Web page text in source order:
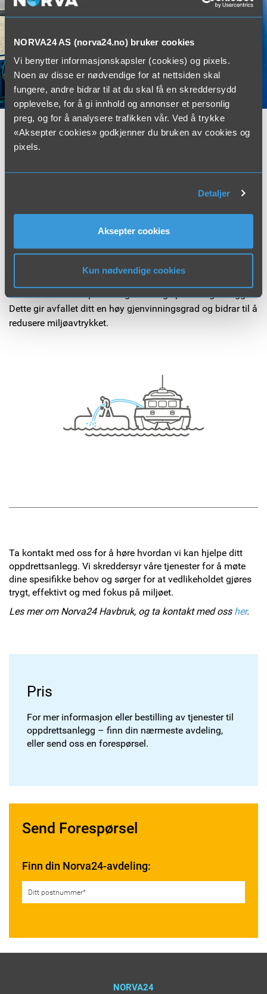
NORVA24 AS (norva24.no) bruker cookies
Vi benytter informasjonskapsler (cookies) og pixels.
Noen av disse er nødvendige for at nettsiden skal
fungere, andre bidrar til at du skal få en skreddersydd
opplevelse, for å gi innhold og annonser et personlig
preg, og for å analysere trafikken vår. Ved å trykke
«Aksepter cookies» godkjenner du bruken av cookies og
pixels.
Detaljer
Aksepter cookies
Kun nødvendige cookies
Containere
masse som trenger avvanning, har vi containere klare.
ståltak. Med vår gode kunnskap om avfallsmarkedet kan vi
hjelpe deg med å finne nærmeste deponi til en god pris.
Hvis avfallet ditt er egnet, kan det også komposteres på
som brukes i både private og offentlige parker og anlegg.
Dette gir avfallet ditt en høy gjenvinningsgrad og bidrar til å
redusere miljøavtrykket.
Ta kontakt med oss for å høre hvordan vi kan hjelpe ditt
oppdrettsanlegg. Vi skreddersyr våre tjenester for å møte
dine spesifikke behov og sørger for at vedlikeholdet gjøres
trygt, effektivt og med fokus på miljøet.
Les mer om Norva24 Havbruk, og ta kontakt med oss her.
Pris
For mer informasjon eller bestilling av tjenester til
oppdrettsanlegg – finn din nærmeste avdeling,
eller send oss en forespørsel.
Send Forespørsel
Finn din Norva24-avdeling:
NORVA24